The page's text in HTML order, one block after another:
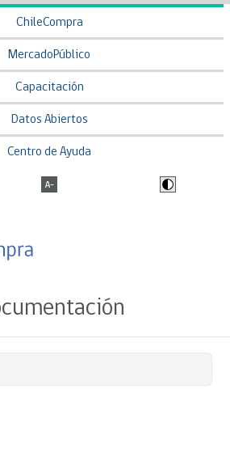
ChileCompra
MercadoPúblico
Capacitación
Datos Abiertos
Centro de Ayuda